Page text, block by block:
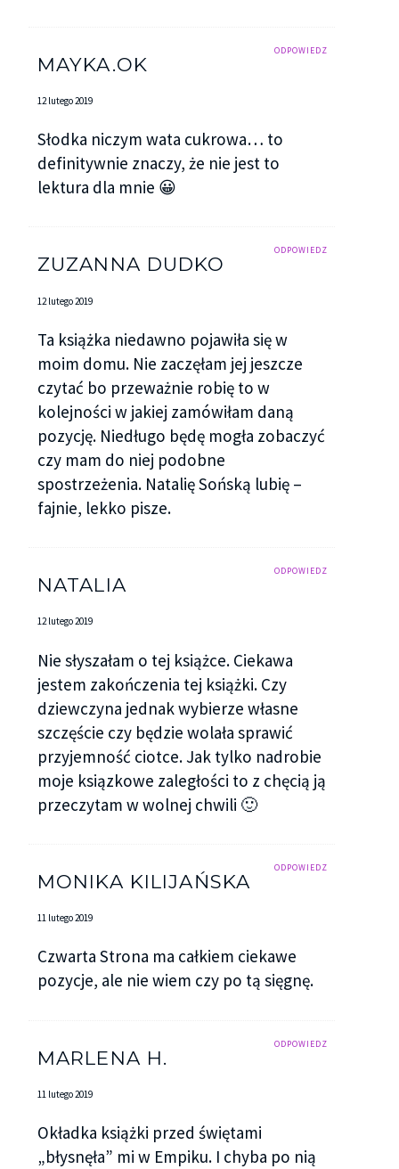
ODPOWIEDZ
MAYKA.OK
12 lutego 2019
Słodka niczym wata cukrowa… to
definitywnie znaczy, że nie jest to
lektura dla mnie 😀
ODPOWIEDZ
ZUZANNA DUDKO
12 lutego 2019
Ta książka niedawno pojawiła się w
moim domu. Nie zaczęłam jej jeszcze
czytać bo przeważnie robię to w
kolejności w jakiej zamówiłam daną
pozycję. Niedługo będę mogła zobaczyć
czy mam do niej podobne
spostrzeżenia. Natalię Sońską lubię –
fajnie, lekko pisze.
ODPOWIEDZ
NATALIA
12 lutego 2019
Nie słyszałam o tej książce. Ciekawa
jestem zakończenia tej książki. Czy
dziewczyna jednak wybierze własne
szczęście czy będzie wolała sprawić
przyjemność ciotce. Jak tylko nadrobie
moje ksiązkowe zaległości to z chęcią ją
przeczytam w wolnej chwili 🙂
ODPOWIEDZ
MONIKA KILIJAŃSKA
11 lutego 2019
Czwarta Strona ma całkiem ciekawe
pozycje, ale nie wiem czy po tą sięgnę.
ODPOWIEDZ
MARLENA H.
11 lutego 2019
Okładka książki przed świętami
„błysnęła” mi w Empiku. I chyba po nią